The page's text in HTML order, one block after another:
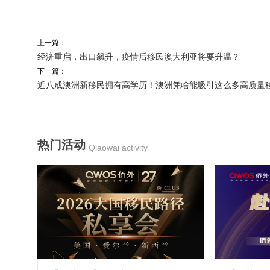
上一篇：
经济重启，出口飙升，疫情后移民澳大利亚将要升温？
下一篇：
近八成澳洲新移民拥有高学历！澳洲凭啥能吸引这么多高质量
热门活动 Qiaowai activity